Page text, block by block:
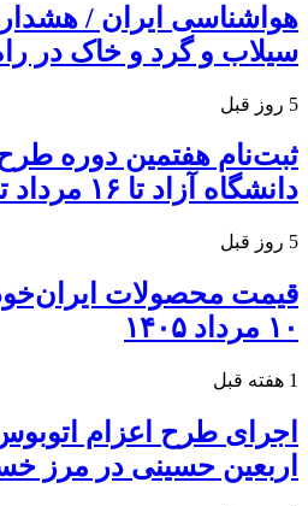
هواشناسی ایران / هشدار
سیلاب و گرد و خاک در
5 روز قبل
ثبت‌نام هفتمین دوره
دانشگاه آزاد تا ۱۶ مرداد تمدید شد
5 روز قبل
قیمت محصولات
۱۰ مرداد ۱۴۰۵
1 هفته قبل
اجرای طرح اعزام
اربعین حسینی در مرز